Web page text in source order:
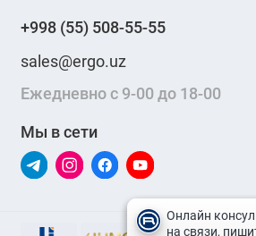
+998 (55) 508-55-55
sales@ergo.uz
Ежедневно с 9-00 до 18-00
Мы в сети